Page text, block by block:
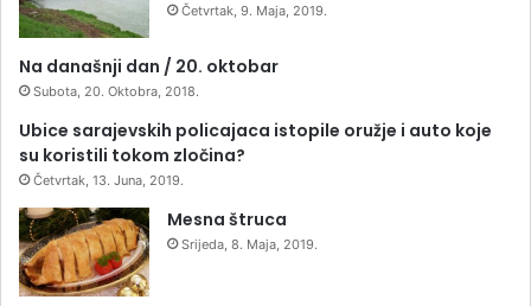
Četvrtak, 9. Maja, 2019.
Na današnji dan / 20. oktobar
Subota, 20. Oktobra, 2018.
Ubice sarajevskih policajaca istopile oružje i auto koje
su koristili tokom zločina?
Četvrtak, 13. Juna, 2019.
Mesna štruca
Srijeda, 8. Maja, 2019.